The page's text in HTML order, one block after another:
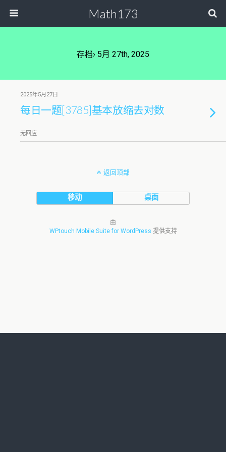
Math173
存档› 5月 27th, 2025
2025年5月27日
每日一题[3785]基本放缩去对数
无回应
返回顶部
移动 桌面
由
WPtouch Mobile Suite for WordPress 提供支持